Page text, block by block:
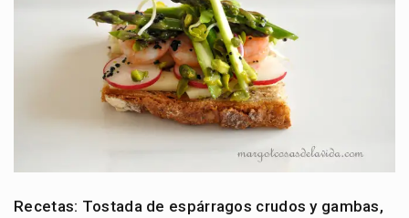
Recetas: Tostada de espárragos crudos y gambas,